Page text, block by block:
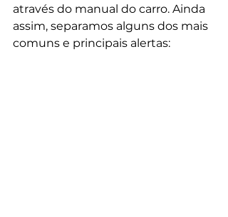
através do manual do carro. Ainda
assim, separamos alguns dos mais
comuns e principais alertas: